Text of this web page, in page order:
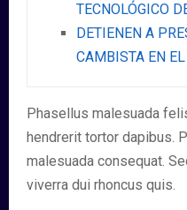
TECNOLÓGICO
DETIENEN A
CAMBISTA EN
Phasellus malesuada
hendrerit tortor dapibus.
malesuada consequat.
viverra dui rhoncus quis.